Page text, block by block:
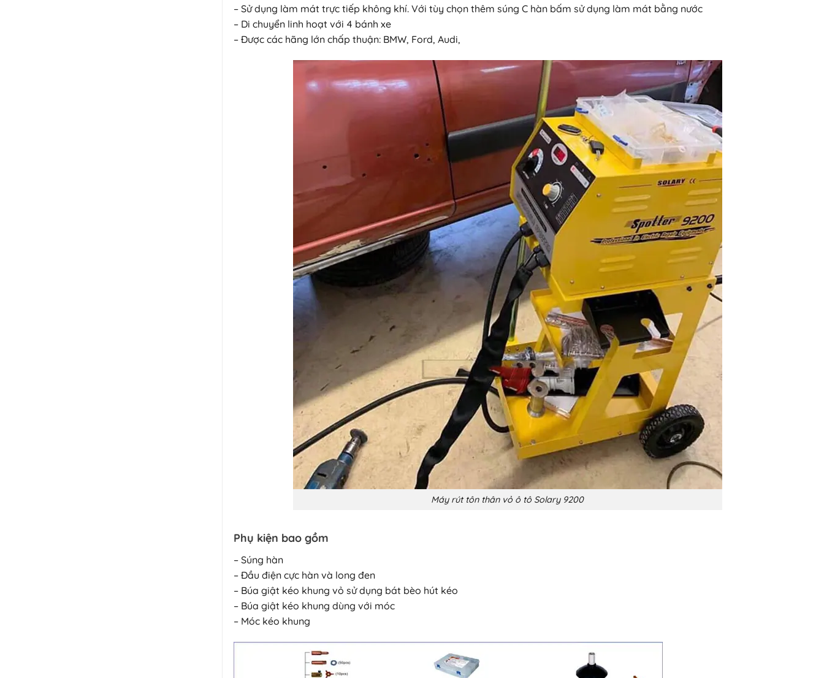
– Sử dụng làm mát trực tiếp không khí. Với tùy chọn thêm súng C hàn bấm sử dụng làm mát bằng nước
– Di chuyển linh hoạt với 4 bánh xe
– Được các hãng lớn chấp thuận: BMW, Ford, Audi,
Máy rút tôn thân vỏ ô tô Solary 9200
Phụ kiện bao gồm
– Súng hàn
– Đầu điện cực hàn và long đen
– Búa giật kéo khung vỏ sử dụng bát bèo hút kéo
– Búa giật kéo khung dùng với móc
– Móc kéo khung